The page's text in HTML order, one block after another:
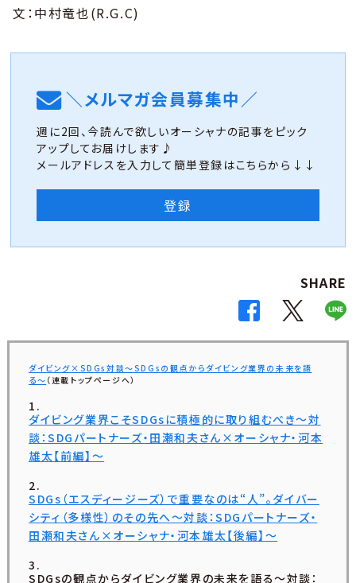
文：中村竜也(R.G.C)
＼メルマガ会員募集中／
週に2回、今読んで欲しいオーシャナの記事をピック
アップしてお届けします♪
メールアドレスを入力して簡単登録はこちらから↓↓
登録
SHARE
ダイビング×SDGs対談〜SDGsの観点からダイビング業界の未来を語
る〜 （連載トップページへ）
ダイビング業界こそSDGsに積極的に取り組むべき〜対
談：SDGパートナーズ・田瀬和夫さん×オーシャナ・河本
雄太【前編】〜
SDGs（エスディージーズ）で重要なのは“人”。ダイバー
シティ（多様性）のその先へ〜対談：SDGパートナーズ・
田瀬和夫さん×オーシャナ・河本雄太【後編】〜
SDGsの観点からダイビング業界の未来を語る〜対談：